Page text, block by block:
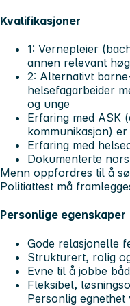
Kvalifikasjoner
1: Vernepleier
annen relevant
2: Alternativt
helsefagarbeider
og unge
Erfaring med ASK
kommunikasjon)
Erfaring med
Dokumenterte
Menn oppfordres til å
Politiattest må
Personlige egenskaper
Gode relasjonelle
Strukturert, rolig
Evne til å jobbe
Fleksibel,
Personlig